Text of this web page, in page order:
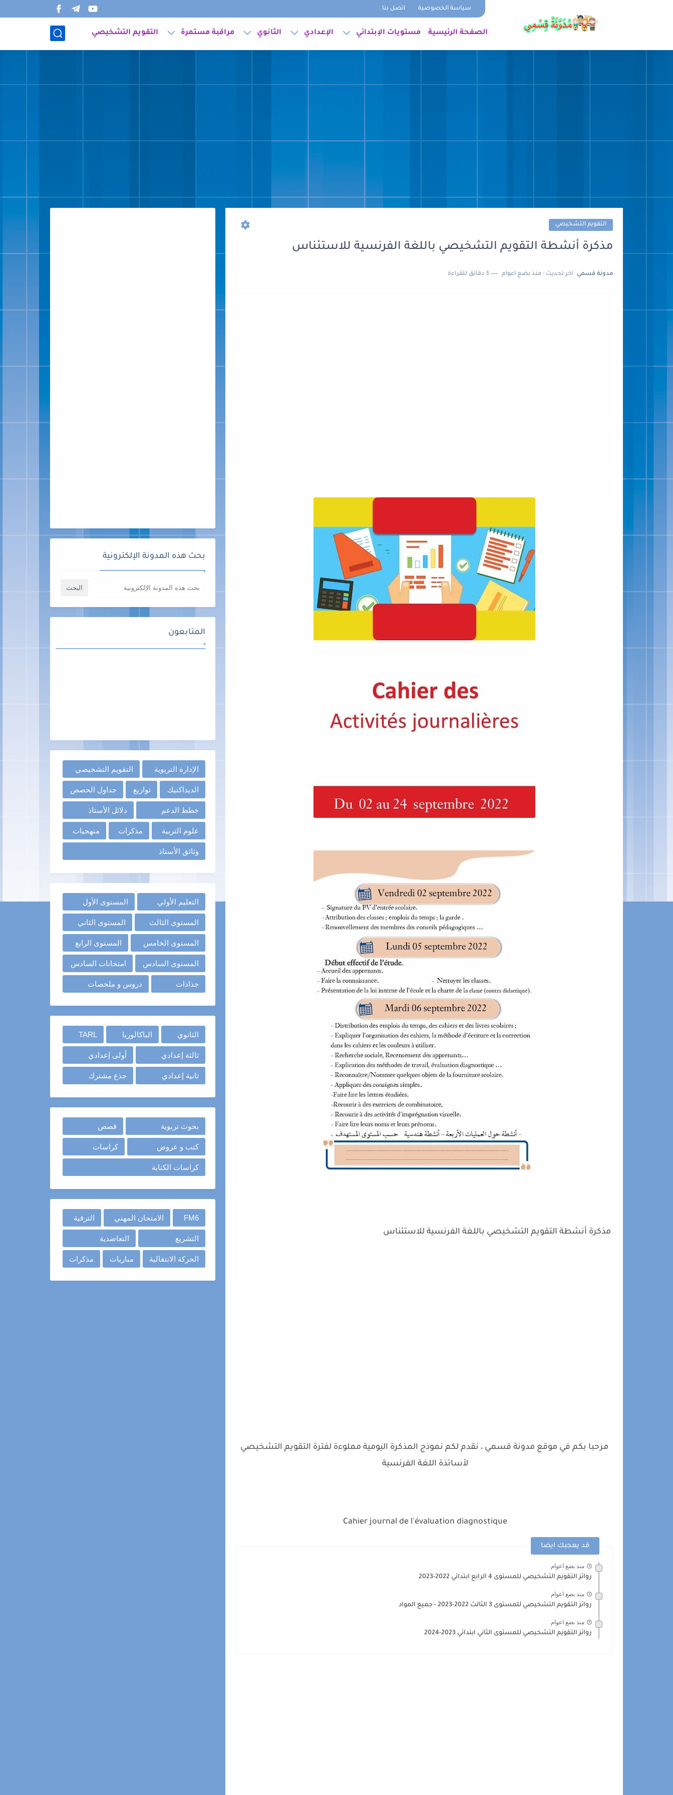
سياسة الخصوصية اتصل بنا
الصفحة الرئيسية مستويات الإبتدائي الإعدادي الثانوي مراقبة مستمرة التقويم التشخيصي
التقويم التشخيصي
مذكرة أنشطة التقويم التشخيصي باللغة الفرنسية للاستئناس
مدونة قسمي اخر تحديث : منذ بضع اعوام 3 دقائق للقراءة
مذكرة أنشطة التقويم التشخيصي باللغة الفرنسية للاستئناس
مرحبا بكم في موقع مدونة قسمي ، نقدم لكم نموذج المذكرة اليومية مملوءة لفترة التقويم التشخيصي
لأساتذة اللغة الفرنسية
Cahier journal de l'évaluation diagnostique
قد يعجبك ايضا
منذ بضع اعوام
روائز التقويم التشخيصي للمستوى 4 الرابع ابتدائي 2022-2023
منذ بضع اعوام
روائز التقويم التشخيصي للمستوى 3 الثالث 2022-2023 - جميع المواد
منذ بضع اعوام
روائز التقويم التشخيصي للمستوى الثاني ابتدائي 2023-2024
بحث هذه المدونة الإلكترونية
المتابعون
الإدارة التربوية التقويم التشخيصي
الديداكتيك توازيع جداول الحصص
خطط الدعم دلائل الأستاذ
علوم التربية مذكرات منهجيات
وثائق الأستاذ
التعليم الأولي المستوى الأول
المستوى الثالث المستوى الثاني
المستوى الخامس المستوى الرابع
المستوى السادس امتحانات السادس
جذاذات دروس و ملخصات
الثانوي الباكالوريا TARL
ثالثة إعدادي أولى إعدادي
ثانية إعدادي جذع مشترك
بحوث تربوية قصص
كتب و عروض كراسات
كراسات الكتابة
FM6 الامتحان المهني الترقية
التشريع التعاضدية
الحركة الانتقالية مباريات مذكرات